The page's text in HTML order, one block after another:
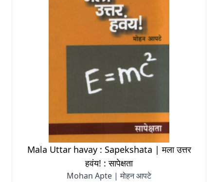
Mala Uttar havay : Sapekshata | मला उत्तर
हवंय! : सापेक्षता
Mohan Apte | मोहन आपटे